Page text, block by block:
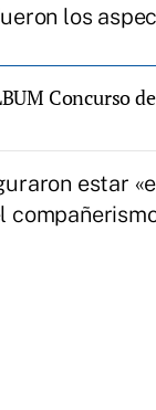
los
Concurso
estar